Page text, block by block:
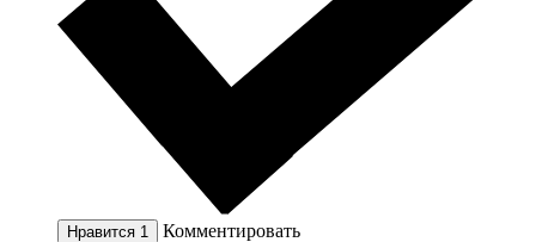
Нравится 1 Комментировать